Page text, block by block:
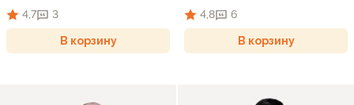
4,7 3
В корзину
4,8 6
В корзину